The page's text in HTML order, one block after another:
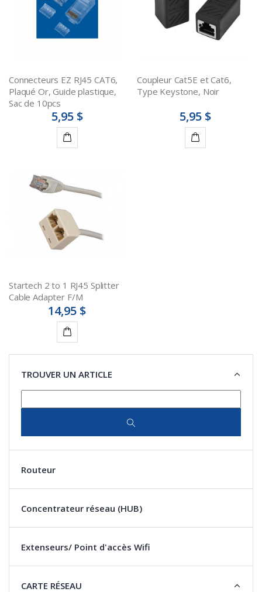
Connecteurs EZ RJ45 CAT6,
Plaqué Or, Guide plastique,
Sac de 10pcs
5,95 $
panier
Coupleur Cat5E et Cat6,
Type Keystone, Noir
5,95 $
Startech 2 to 1 RJ45 Splitter
Cable Adapter F/M
14,95 $
au
panier
TROUVER UN ARTICLE
Routeur
Concentrateur réseau (HUB)
Extenseurs/ Point d'accès Wifi
CARTE RÉSEAU